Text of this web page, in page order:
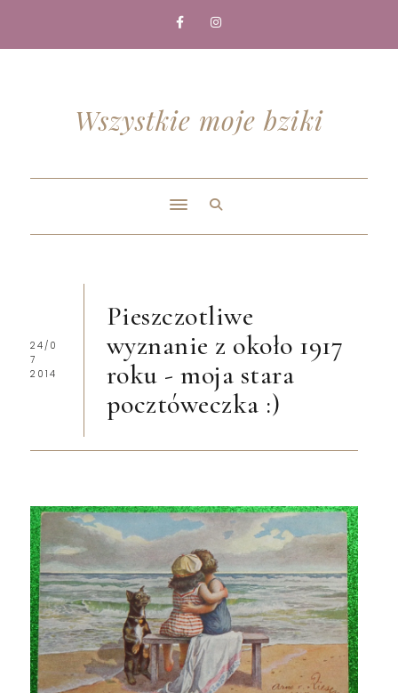
Wszystkie moje bziki
24/0
7
2014
Pieszczotliwe
wyznanie z około 1917
roku - moja stara
pocztóweczka :)